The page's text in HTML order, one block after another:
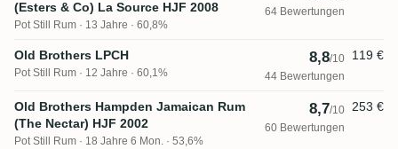
(Esters & Co) La Source HJF 2008
Pot Still Rum 13 Jahre · 60,8%
64 Bewertungen
Old Brothers LPCH
Pot Still Rum 12 Jahre · 60,1%
8,8/10
44 Bewertungen
119 €
Old Brothers Hampden Jamaican Rum
(The Nectar) HJF 2002
Pot Still Rum 18 Jahre 6 Mon. · 53,6%
8,7/10
60 Bewertungen
253 €